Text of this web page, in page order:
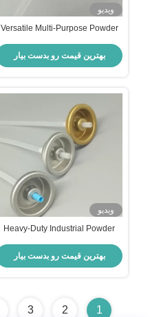
ویدیو
Versatile Multi-Purpose Powder
Release Agents, and General
Industrial Coating
بهترین قیمت رو بدست بیار
ویدیو
Heavy-Duty Industrial Powder
Abrasive Materials with Wear-
بهترین قیمت رو بدست بیار
1
2
3